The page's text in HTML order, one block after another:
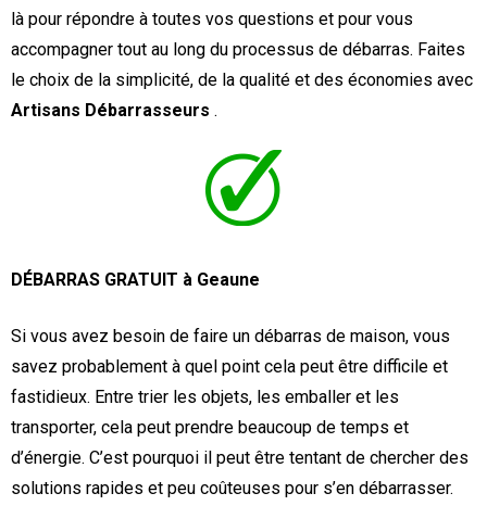
là pour répondre à toutes vos questions et pour vous
accompagner tout au long du processus de débarras. Faites
le choix de la simplicité, de la qualité et des économies avec
Artisans Débarrasseurs .
DÉBARRAS GRATUIT à Geaune
Si vous avez besoin de faire un débarras de maison, vous
savez probablement à quel point cela peut être difficile et
fastidieux. Entre trier les objets, les emballer et les
transporter, cela peut prendre beaucoup de temps et
d’énergie. C’est pourquoi il peut être tentant de chercher des
solutions rapides et peu coûteuses pour s’en débarrasser.